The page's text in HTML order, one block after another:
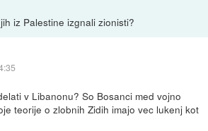
iz Palestine izgnali zionisti?
v Libanonu? So Bosanci med vojno
teorije o zlobnih Zidih imajo vec lukenj kot